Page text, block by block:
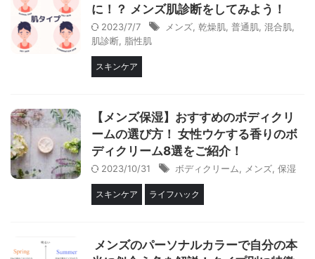
に！？ メンズ肌診断をしてみよう！
2023/7/7 メンズ 乾燥肌 普通肌 混合肌
肌診断 脂性肌
スキンケア
【メンズ保湿】おすすめのボディクリ
ームの選び方！ 女性ウケする香りのボ
ディクリーム8選をご紹介！
2023/10/31 ボディクリーム メンズ 保湿
スキンケア ライフハック
メンズのパーソナルカラーで自分の本